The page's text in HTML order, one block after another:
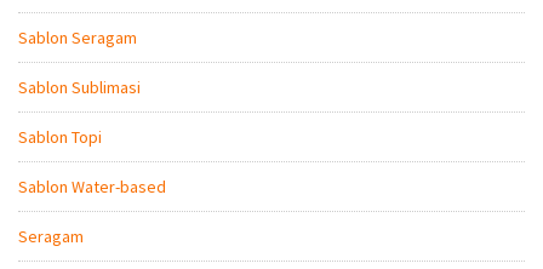
Sablon Seragam
Sablon Sublimasi
Sablon Topi
Sablon Water-based
Seragam